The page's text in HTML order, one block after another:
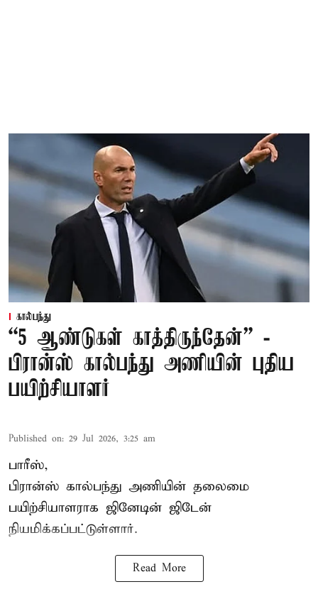
கால்பந்து
“5 ஆண்டுகள் காத்திருந்தேன்” -
பிரான்ஸ் கால்பந்து அணியின் புதிய
பயிற்சியாளர்
Published on: 29 Jul 2026, 3:25 am
பாரீஸ்,
பிரான்ஸ் கால்பந்து அணியின் தலைமை
பயிற்சியாளராக ஜினேடின் ஜிடேன்
நியமிக்கப்பட்டுள்ளார்.
Read More